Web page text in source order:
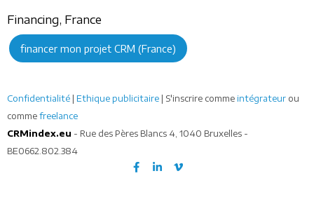
Financing, France
financer mon projet CRM (France)
Confidentialité | Ethique publicitaire | S'inscrire comme intégrateur ou
comme freelance
CRMindex.eu - Rue des Pères Blancs 4, 1040 Bruxelles -
BE0662.802.384